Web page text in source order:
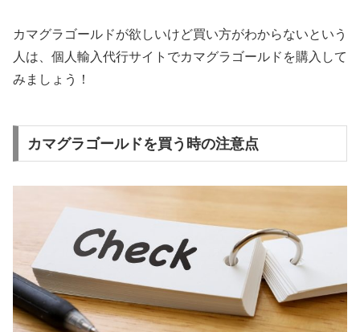
カマグラゴールドが欲しいけど買い方がわからないという
人は、個人輸入代行サイトでカマグラゴールドを購入して
みましょう！
カマグラゴールドを買う時の注意点